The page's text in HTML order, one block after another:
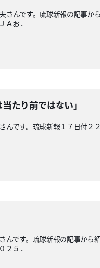
んです。琉球新報の記事か
Ａお...
たり前ではない」
んです。琉球新報１７日付
んです。琉球新報の記事か
２５...